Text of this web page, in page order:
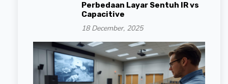
Perbedaan Layar Sentuh IR vs
Capacitive
18 December, 2025